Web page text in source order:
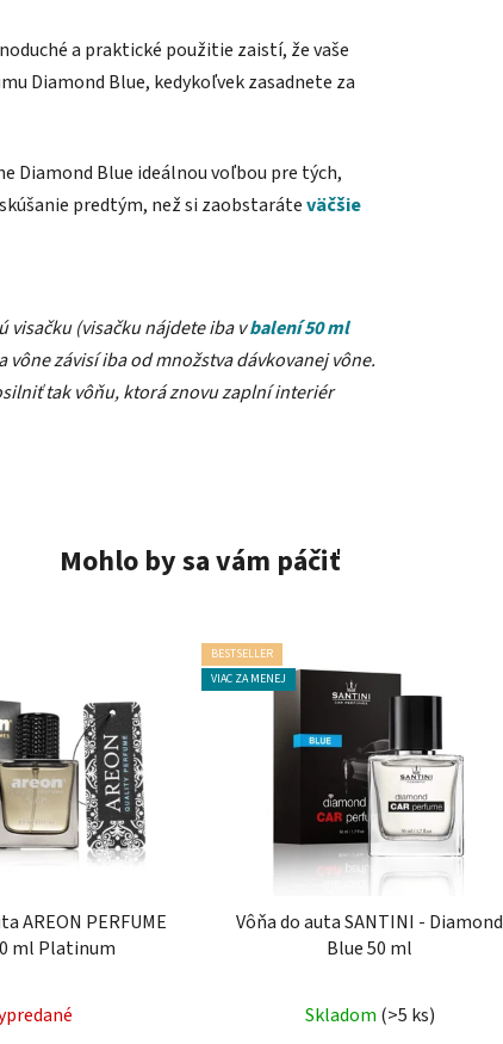
a praktické použitie zaistí, že vaše
Diamond Blue, kedykoľvek zasadnete za
Diamond Blue ideálnou voľbou pre tých,
predtým, než si zaobstaráteväčšie
(visačku nájdete iba vbalení 50 ml
závisí iba od množstva dávkovanej vône.
tak vôňu, ktorá znovu zaplní interiér
Mohlo by sa vám páčiť
AREON PERFUME
ml Platinum
hodnotenie
BESTSELLER
VIAC ZA MENEJ
Vôňa do auta SANTINI - Diamond
Blue 50 ml
hodnotenie
Skladom (>5 ks)